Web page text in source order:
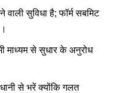
सुविधा है; फॉर्म सबमिट
माध्यम से सुधार के अनुरोध
से भरें क्योंकि गलत